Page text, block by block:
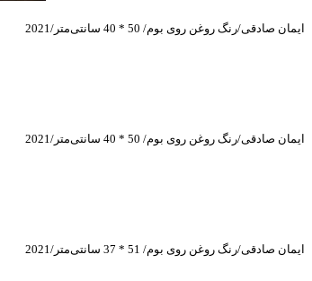
ایمان صادقی/رنگ روغن روی بوم/ 50 * 40 سانتی‌متر/2021
ایمان صادقی/رنگ روغن روی بوم/ 50 * 40 سانتی‌متر/2021
ایمان صادقی/رنگ روغن روی بوم/ 51 * 37 سانتی‌متر/2021